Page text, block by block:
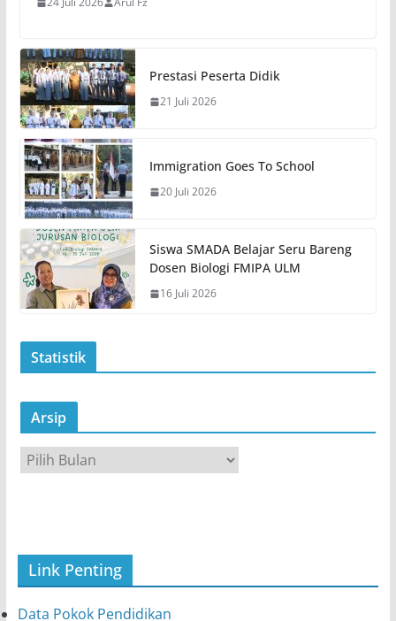
Prestasi Peserta Didik
21 Juli 2026
Immigration Goes To School
20 Juli 2026
Siswa SMADA Belajar Seru Bareng
Dosen Biologi FMIPA ULM
16 Juli 2026
Statistik
Arsip
Link Penting
Data Pokok Pendidikan